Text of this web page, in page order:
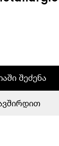
შეძენა